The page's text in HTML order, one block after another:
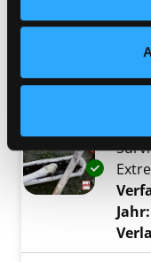
Nähere
Jahr: